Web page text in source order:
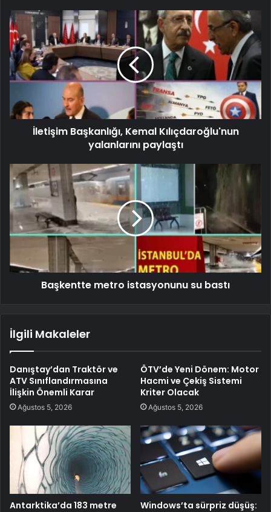
İletişim Başkanlığı, Kemal Kılıçdaroğlu'nun
yalanlarını paylaştı
Başkentte metro istasyonunu su bastı
İlgili Makaleler
Danıştay’dan Traktör ve
ATV Sınıflandırmasına
İlişkin Önemli Karar
Ağustos 5, 2026
ÖTV’de Yeni Dönem: Motor
Hacmi ve Çekiş Sistemi
Kriter Olacak
Ağustos 5, 2026
Antarktika’da 183 metre
Windows’ta sürpriz düşüş: